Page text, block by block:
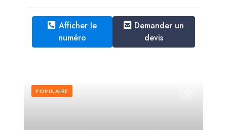
Afficher le
numéro
Demander un
devis
POPULAIRE